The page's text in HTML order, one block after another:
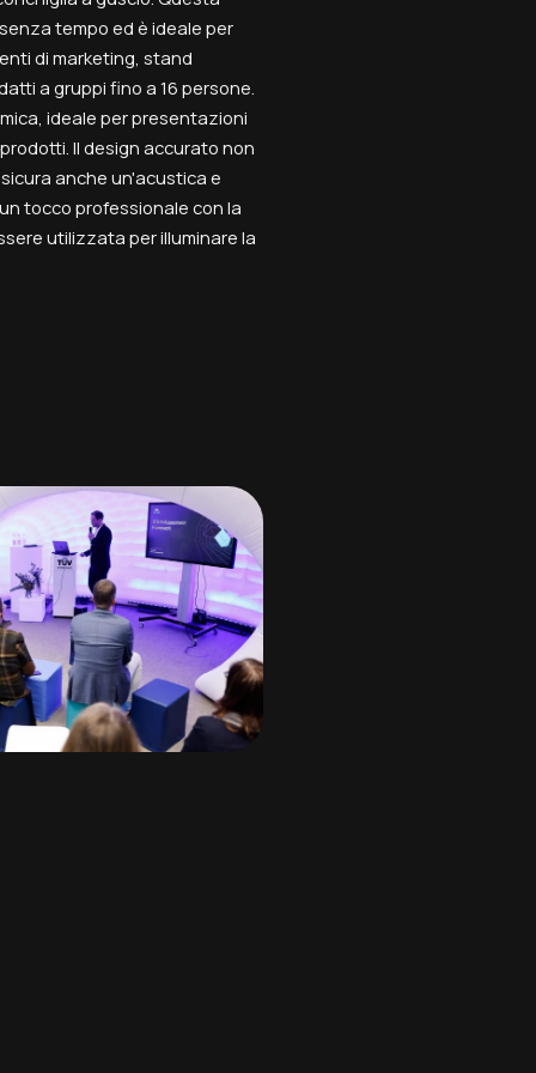
tempo ed è ideale per
di marketing, stand
a gruppi fino a 16 persone.
ideale per presentazioni
Il design accurato non
anche un'acustica e
tocco professionale con la
utilizzata per illuminare la